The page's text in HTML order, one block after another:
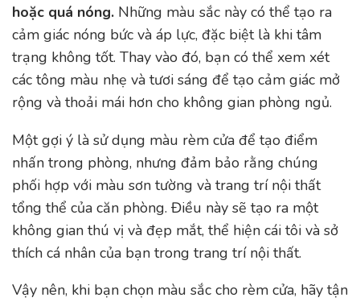
hoặc quá nóng. Những màu sắc này có thể tạo ra
cảm giác nóng bức và áp lực, đặc biệt là khi tâm
trạng không tốt. Thay vào đó, bạn có thể xem xét
các tông màu nhẹ và tươi sáng để tạo cảm giác mở
rộng và thoải mái hơn cho không gian phòng ngủ.
Một gợi ý là sử dụng màu rèm cửa để tạo điểm
nhấn trong phòng, nhưng đảm bảo rằng chúng
phối hợp với màu sơn tường và trang trí nội thất
tổng thể của căn phòng. Điều này sẽ tạo ra một
không gian thú vị và đẹp mắt, thể hiện cái tôi và sở
thích cá nhân của bạn trong trang trí nội thất.
Vậy nên, khi bạn chọn màu sắc cho rèm cửa, hãy tận